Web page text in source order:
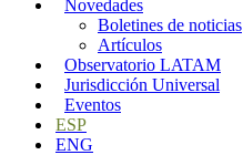
Novedades
Boletines de noticias
Artículos
Observatorio LATAM
Jurisdicción Universal
Eventos
ESP
ENG